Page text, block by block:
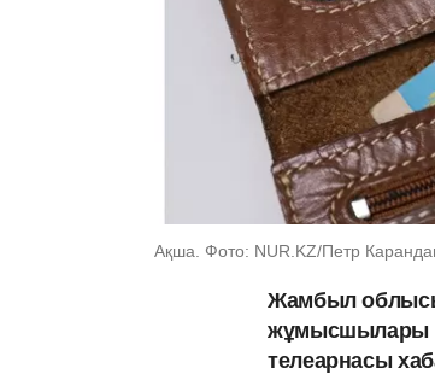
Ақша. Фото: NUR.KZ/Петр
Жамбыл
жұмысшылары
телеарнасы